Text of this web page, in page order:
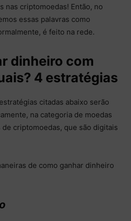
nas criptomoedas! Então, no
essas palavras como
é feito na rede.
dinheiro com
4 estratégias
citadas abaixo serão
na categoria de moedas
criptomoedas, que são digitais
de como ganhar dinheiro